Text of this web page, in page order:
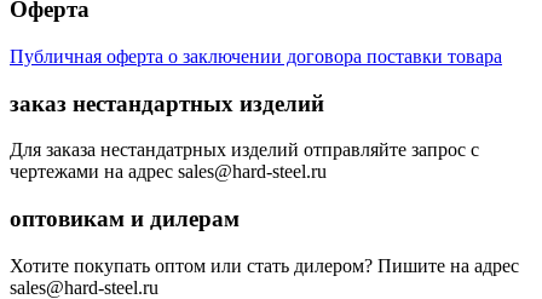
Оферта
Публичная оферта о заключении договора поставки товара
заказ нестандартных изделий
Для заказа нестандатрных изделий отправляйте запрос с
чертежами на адрес sales@hard-steel.ru
оптовикам и дилерам
Хотите покупать оптом или стать дилером? Пишите на адрес
sales@hard-steel.ru